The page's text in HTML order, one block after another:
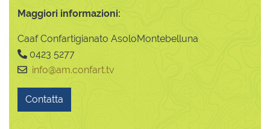
Maggiori informazioni:
Caaf Confartigianato AsoloMontebelluna
0423 5277
info@am.confart.tv
Contatta